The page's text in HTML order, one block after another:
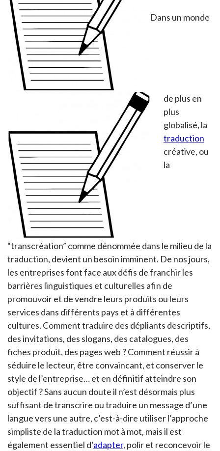
Dans un monde
de plus en
plus
globalisé, la
traduction
créative, ou
la
“transcréation” comme dénommée dans le milieu de la
traduction, devient un besoin imminent. De nos jours,
les entreprises font face aux défis de franchir les
barrières linguistiques et culturelles afin de
promouvoir et de vendre leurs produits ou leurs
services dans différents pays et à différentes
cultures. Comment traduire des dépliants descriptifs,
des invitations, des slogans, des catalogues, des
fiches produit, des pages web ? Comment réussir à
séduire le lecteur, être convaincant, et conserver le
style de l’entreprise… et en définitif atteindre son
objectif ? Sans aucun doute il n’est désormais plus
suffisant de transcrire ou traduire un message d’une
langue vers une autre, c’est-à-dire utiliser l’approche
simpliste de la traduction mot à mot, mais il est
également essentiel d’adapter, polir et reconcevoir le